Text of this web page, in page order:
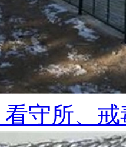
守所、